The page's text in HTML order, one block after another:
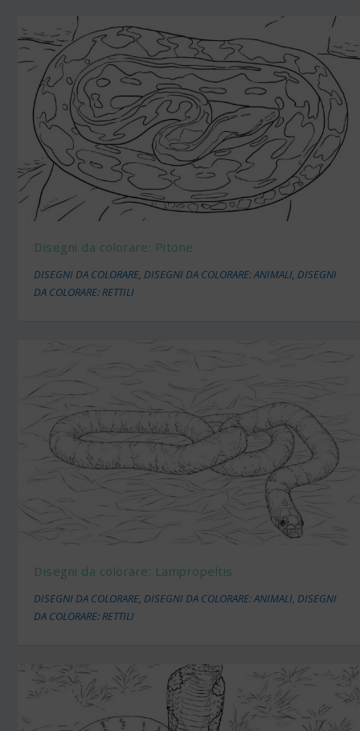
Disegni da colorare: Pitone
DISEGNI DA COLORARE,DISEGNI DA COLORARE: ANIMALI,DISEGNI
DA COLORARE: RETTILI
Disegni da colorare: Lampropeltis
DISEGNI DA COLORARE,DISEGNI DA COLORARE: ANIMALI,DISEGNI
DA COLORARE: RETTILI